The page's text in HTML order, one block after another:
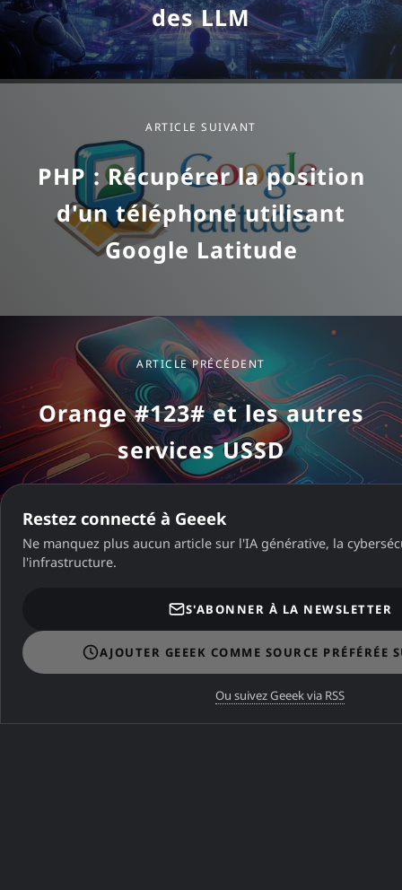
des LLM
ARTICLE SUIVANT
PHP : Récupérer la position
d'un téléphone utilisant
Google Latitude
ARTICLE PRÉCÉDENT
Orange #123# et les autres
services USSD
Restez connecté à Geeek
Ne manquez plus aucun article sur l'IA générative, la
l'infrastructure.
S'ABONNER À LA NEWSLETTER
AJOUTER GEEEK COMME SOURCE PRÉFÉRÉE
Ou suivez Geeek via RSS